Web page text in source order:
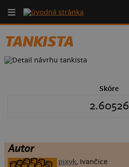
TANKISTA
Skóre
2.60526
Autor
pixyk, Ivančice